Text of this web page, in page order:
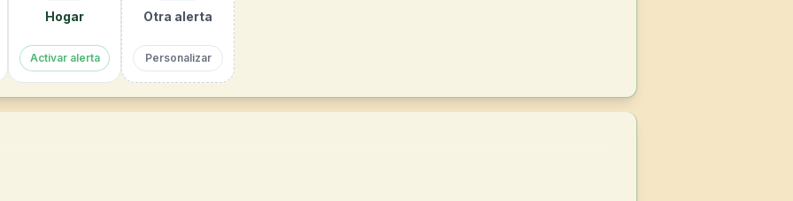
Hogar
Activar alerta
Otra alerta
Personalizar